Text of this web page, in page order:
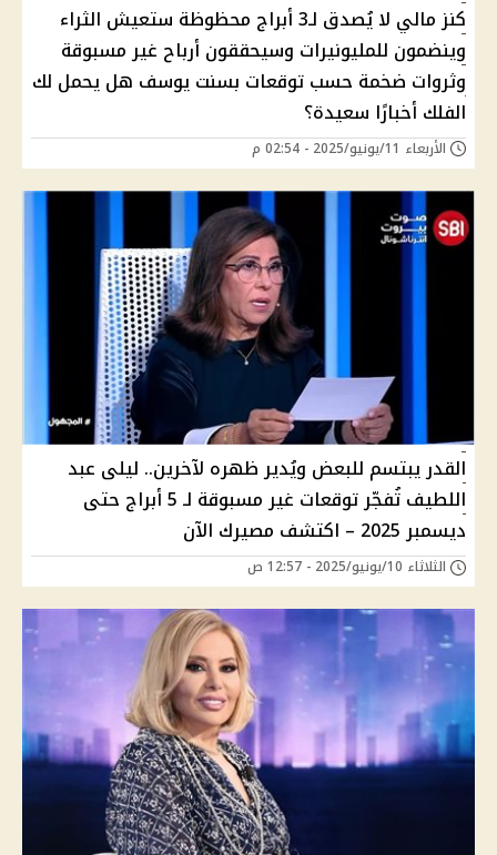
كنز مالي لا يُصدق لـ3 أبراج محظوظة ستعيش الثراء
وينضمون للمليونيرات وسيحققون أرباح غير مسبوقة
وثروات ضخمة حسب توقعات بسنت يوسف هل يحمل لك
الفلك أخبارًا سعيدة؟
الأربعاء 11/يونيو/2025 - 02:54 م
القدر يبتسم للبعض ويُدير ظهره لآخرين.. ليلى عبد
اللطيف تُفجّر توقعات غير مسبوقة لـ 5 أبراج حتى
ديسمبر 2025 – اكتشف مصيرك الآن
الثلاثاء 10/يونيو/2025 - 12:57 ص